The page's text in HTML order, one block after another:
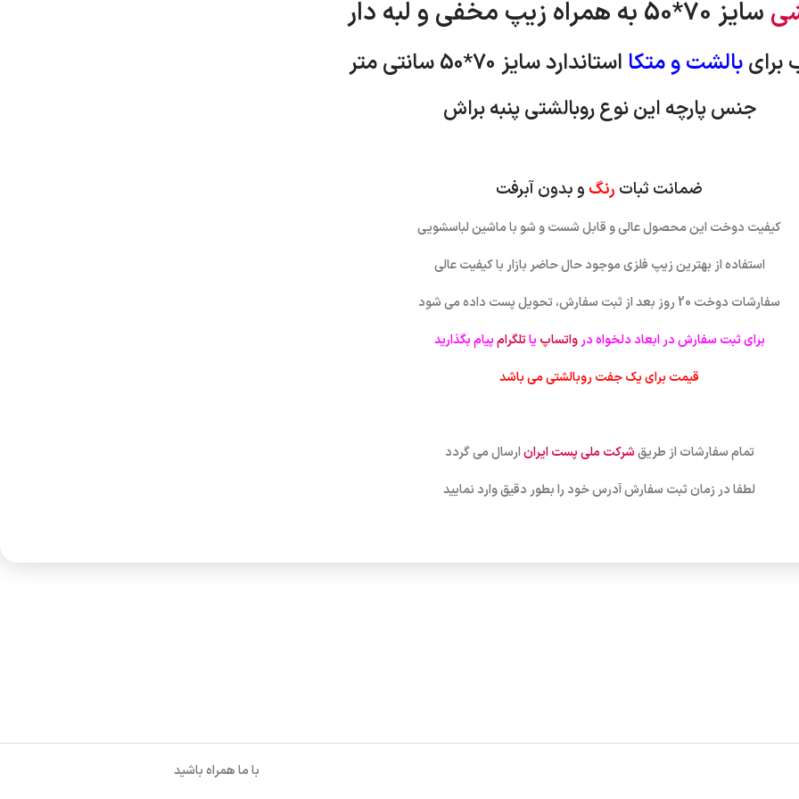
سایز 70*50 به همراه زیپ مخفی و لبه دار
برایبالشت و متکا استانداردسایز 70*50 سانتی متر
جنس پارچه این نوع روبالشتی پنبه براش
ضمانت ثبات رنگ و بدون آبرفت
کیفیت دوخت این محصول عالی و قابل شست و شو با ماشین لباسشویی
استفاده از بهترین زیپ فلزی موجود حال حاضر بازار با کیفیت عالی
سفارشات دوخت 20 روز بعد از ثبت سفارش، تحویل پست داده می شود
برای ثبت سفارش در ابعاد دلخواه درواتساپ یاتلگرامپیام بگذارید
قیمت برای یک جفت روبالشتی می باشد
تمام سفارشات از طریقشرکت ملی پست ایرانارسال می گردد
لطفا در زمان ثبت سفارش آدرس خود را بطور دقیق وارد نمایید
با ما همراه باشید